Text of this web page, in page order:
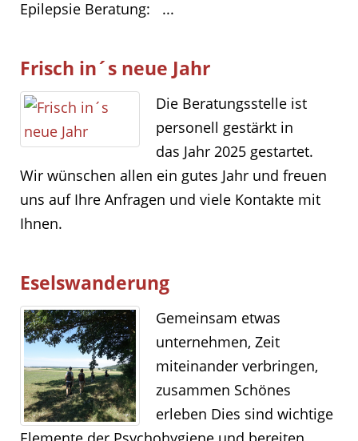
Epilepsie Beratung: ...
Frisch in´s neue Jahr
Die Beratungsstelle ist
personell gestärkt in
das Jahr 2025 gestartet.
Wir wünschen allen ein gutes Jahr und freuen
uns auf Ihre Anfragen und viele Kontakte mit
Ihnen.
Eselswanderung
Gemeinsam etwas
unternehmen, Zeit
miteinander verbringen,
zusammen Schönes
erleben Dies sind wichtige